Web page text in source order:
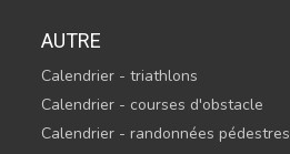
AUTRE
Calendrier - triathlons
Calendrier - courses d'obstacle
Calendrier - randonnées pédestres